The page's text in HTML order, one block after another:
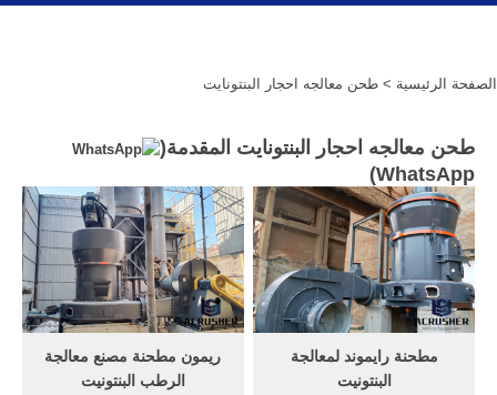
الصفحة الرئيسية > طحن معالجه احجار البنتونايت
طحن معالجه احجار البنتونايت المقدمة(
WhatsApp
)
ريمون مطحنة مصنع معالجة
الرطب البنتونيت
مطحنة رايموند لمعالجة
البنتونيت